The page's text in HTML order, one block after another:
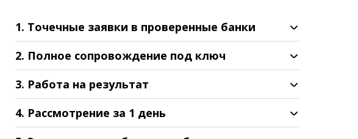
1. Точечные заявки в проверенные банки
2. Полное сопровождение под ключ
3. Работа на результат
4. Рассмотрение за 1 день